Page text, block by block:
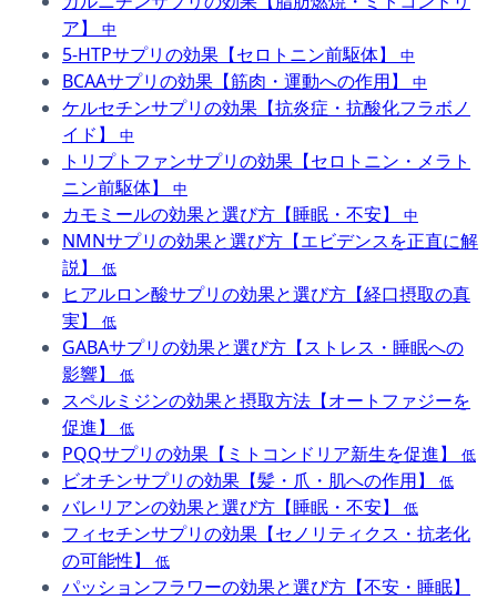
ア】
中
5-HTPサプリの効果【セロトニン前駆体】 中
BCAAサプリの効果【筋肉・運動への作用】 中
ケルセチンサプリの効果【抗炎症・抗酸化フラボノ
イド】
中
トリプトファンサプリの効果【セロトニン・メラト
ニン前駆体】
中
カモミールの効果と選び方【睡眠・不安】 中
NMNサプリの効果と選び方【エビデンスを正直に解
説】
低
ヒアルロン酸サプリの効果と選び方【経口摂取の真
実】
低
GABAサプリの効果と選び方【ストレス・睡眠への
影響】
低
スペルミジンの効果と摂取方法【オートファジーを
促進】
低
PQQサプリの効果【ミトコンドリア新生を促進】 低
ビオチンサプリの効果【髪・爪・肌への作用】 低
バレリアンの効果と選び方【睡眠・不安】 低
フィセチンサプリの効果【セノリティクス・抗老化
の可能性】
低
パッションフラワーの効果と選び方【不安・睡眠】